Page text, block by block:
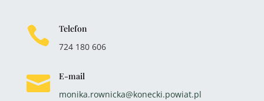

Telefon
724 180 606

E-mail
monika.rownicka@konecki.powiat.pl